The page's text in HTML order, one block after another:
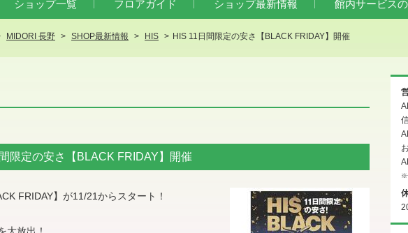
ショップ一覧 フロアガイド ショップ最新情報 館内サービス
MIDORI 長野 SHOP最新情報 HIS HIS 11日間限定の安さ【BLACK FRIDAY】開催
限定の安さ【BLACK FRIDAY】開催
FRIDAY】が11/21からスタート！
※